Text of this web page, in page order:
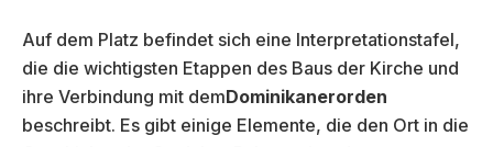
Auf dem Platz befindet sich eine Interpretationstafel,
die die wichtigsten Etappen des Baus der Kirche und
ihre Verbindung mit demDominikanerorden
beschreibt. Es gibt einige Elemente, die den Ort in die